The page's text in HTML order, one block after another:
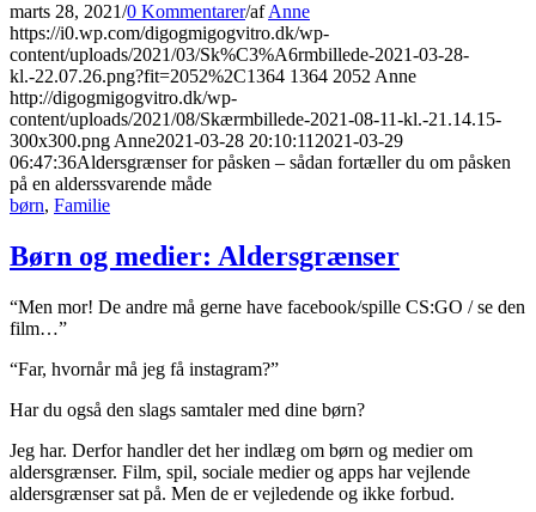
marts 28, 2021/0 Kommentarer/afAnne
https://i0.wp.com/digogmigogvitro.dk/wp-
content/uploads/2021/03/Sk%C3%A6rmbillede-2021-03-28-
kl.-22.07.26.png?fit=2052%2C1364 1364 2052 Anne
http://digogmigogvitro.dk/wp-
content/uploads/2021/08/Skærmbillede-2021-08-11-kl.-21.14.15-
300x300.png Anne2021-03-28 20:10:11 2021-03-29
06:47:36Aldersgrænser for påsken – sådan fortæller du om påsken
på en alderssvarende måde
børn, Familie
Børn og medier: Aldersgrænser
“Men mor! De andre må gerne have facebook/spille CS:GO / se den
film…”
“Far, hvornår må jeg få instagram?”
Har du også den slags samtaler med dine børn?
Jeg har. Derfor handler det her indlæg om børn og medier om
aldersgrænser. Film, spil, sociale medier og apps har vejlende
aldersgrænser sat på. Men de er vejledende og ikke forbud.